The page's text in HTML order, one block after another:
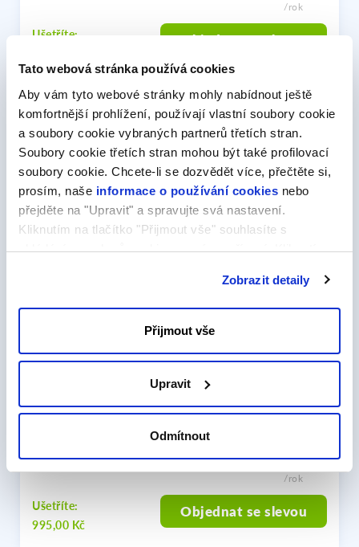
Tato webová stránka používá cookies
Aby vám tyto webové stránky mohly nabídnout ještě
komfortnější prohlížení, používají vlastní soubory cookie
a soubory cookie vybraných partnerů třetích stran.
Soubory cookie třetích stran mohou být také profilovací
soubory cookie. Chcete-li se dozvědět více, přečtěte si,
prosím, naše informace o používání cookies nebo
přejděte na "Upravit" a spravujte svá nastavení.
Kliknutím na tlačítko "Přijmout vše" souhlasíte s
ukládáním souborů cookie ve svém zařízení. Kliknutím
Zobrazit detaily
Přijmout vše
Upravit
Odmítnout
/rok
Ušetříte:
Objednat se slevou
PROMO
Doména .TECH
1750,00 Kč
79,00 Kč
Objednat se slevou
55,00 Kč
/rok
Ušetříte:
995,00 Kč
Objednat se slevou